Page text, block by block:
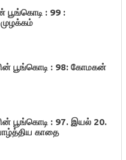
பூங்கொடி : 99 :
பூங்கொடி : 98: கோமகன்
பூங்கொடி : 97. இயல் 20.
காதை